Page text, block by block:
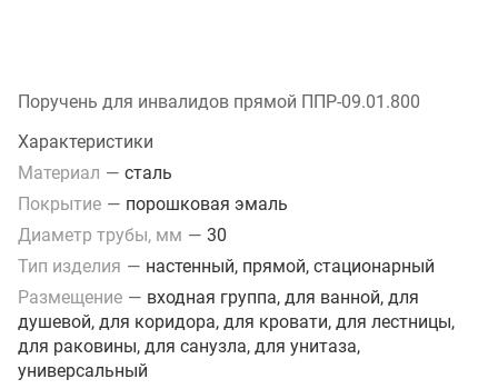
Поручень для инвалидов прямой ППР-09.01.800
Характеристики
Материал — сталь
Покрытие — порошковая эмаль
Диаметр трубы, мм — 30
Тип изделия — настенный, прямой, стационарный
Размещение — входная группа, для ванной, для
душевой, для коридора, для кровати, для лестницы,
для раковины, для санузла, для унитаза,
универсальный